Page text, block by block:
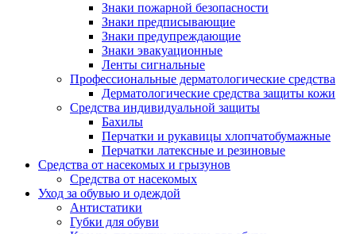
Знаки пожарной безопасности
Знаки предписывающие
Знаки предупреждающие
Знаки эвакуационные
Ленты сигнальные
Профессиональные дерматологические средства
Дерматологические средства защиты кожи
Средства индивидуальной защиты
Бахилы
Перчатки и рукавицы хлопчатобумажные
Перчатки латексные и резиновые
Средства от насекомых и грызунов
Средства от насекомых
Уход за обувью и одеждой
Антистатики
Губки для обуви